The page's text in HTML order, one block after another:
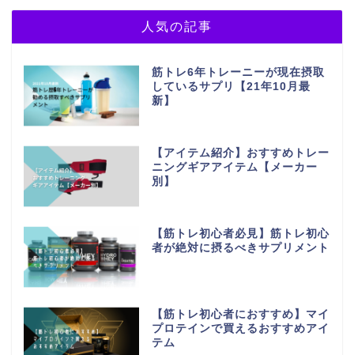
人気の記事
筋トレ6年トレーニーが現在摂取
しているサプリ【21年10月最
新】
【アイテム紹介】おすすめトレー
ニングギアアイテム【メーカー
別】
【筋トレ初心者必見】筋トレ初心
者が絶対に摂るべきサプリメント
【筋トレ初心者におすすめ】マイ
プロテインで買えるおすすめアイ
テム